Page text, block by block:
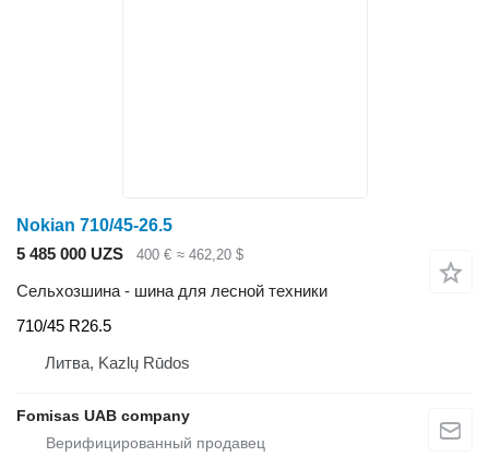
Nokian 710/45-26.5
5 485 000 UZS
400 € ≈ 462,20 $
Сельхозшина - шина для лесной техники
710/45 R26.5
Литва, Kazlų Rūdos
Fomisas UAB company